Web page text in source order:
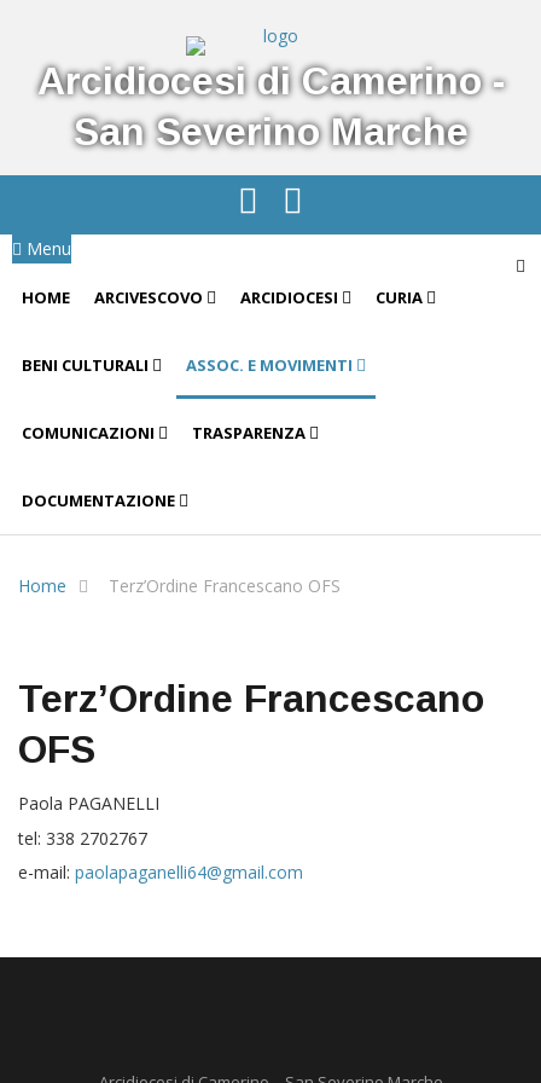
Arcidiocesi di Camerino -
San Severino Marche
Menu
HOME ARCIVESCOVO ARCIDIOCESI CURIA
BENI CULTURALI ASSOC. E MOVIMENTI
COMUNICAZIONI TRASPARENZA
DOCUMENTAZIONE
Home Terz’Ordine Francescano OFS
Terz’Ordine Francescano
OFS
Paola PAGANELLI
tel: 338 2702767
e-mail: paolapaganelli64@gmail.com